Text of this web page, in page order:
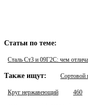
Статьи по теме:
Сталь Ст3 и 09Г2С: чем
Также ищут: Сортовой
Круг нержавеющий 460